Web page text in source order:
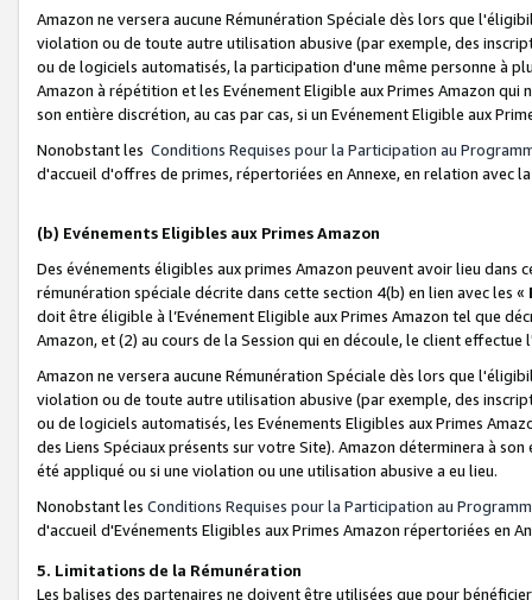
Amazon ne versera aucune Rémunération Spéciale dès lors que
violation ou de toute autre utilisation abusive (par exemple, des
ou de logiciels automatisés, la participation d'une même personne à
Amazon à répétition et les Evénement Eligible aux Primes Amazon qui
son entière discrétion, au cas par cas, si un Evénement Eligible aux
Nonobstant les Conditions Requises pour la Participation au
d'accueil d'offres de primes, répertoriées en Annexe, en relation avec
(b) Evénements Eligibles aux Primes Amazon
Des événements éligibles aux primes Amazon peuvent avoir lieu dans
rémunération spéciale décrite dans cette section 4(b) en lien avec les «
doit être éligible à l’Evénement Eligible aux Primes Amazon tel que
Amazon, et (2) au cours de la Session qui en découle, le client
Amazon ne versera aucune Rémunération Spéciale dès lors que
violation ou de toute autre utilisation abusive (par exemple, des
ou de logiciels automatisés, les Evénements Eligibles aux Primes
des Liens Spéciaux présents sur votre Site). Amazon déterminera à
été appliqué ou si une violation ou une utilisation abusive a eu lieu.
Nonobstant les Conditions Requises pour la Participation au
d'accueil d'Evénements Eligibles aux Primes Amazon répertoriées en
5. Limitations de la Rémunération
Les balises des partenaires ne doivent être utilisées que pour